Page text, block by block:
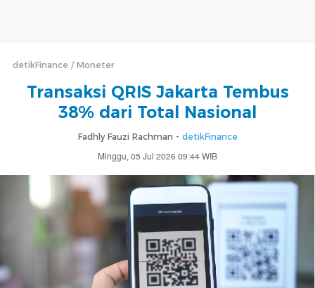
detikFinance Moneter
Transaksi QRIS Jakarta Tembus
38% dari Total Nasional
Fadhly Fauzi Rachman - detikFinance
Minggu, 05 Jul 2026 09:44 WIB